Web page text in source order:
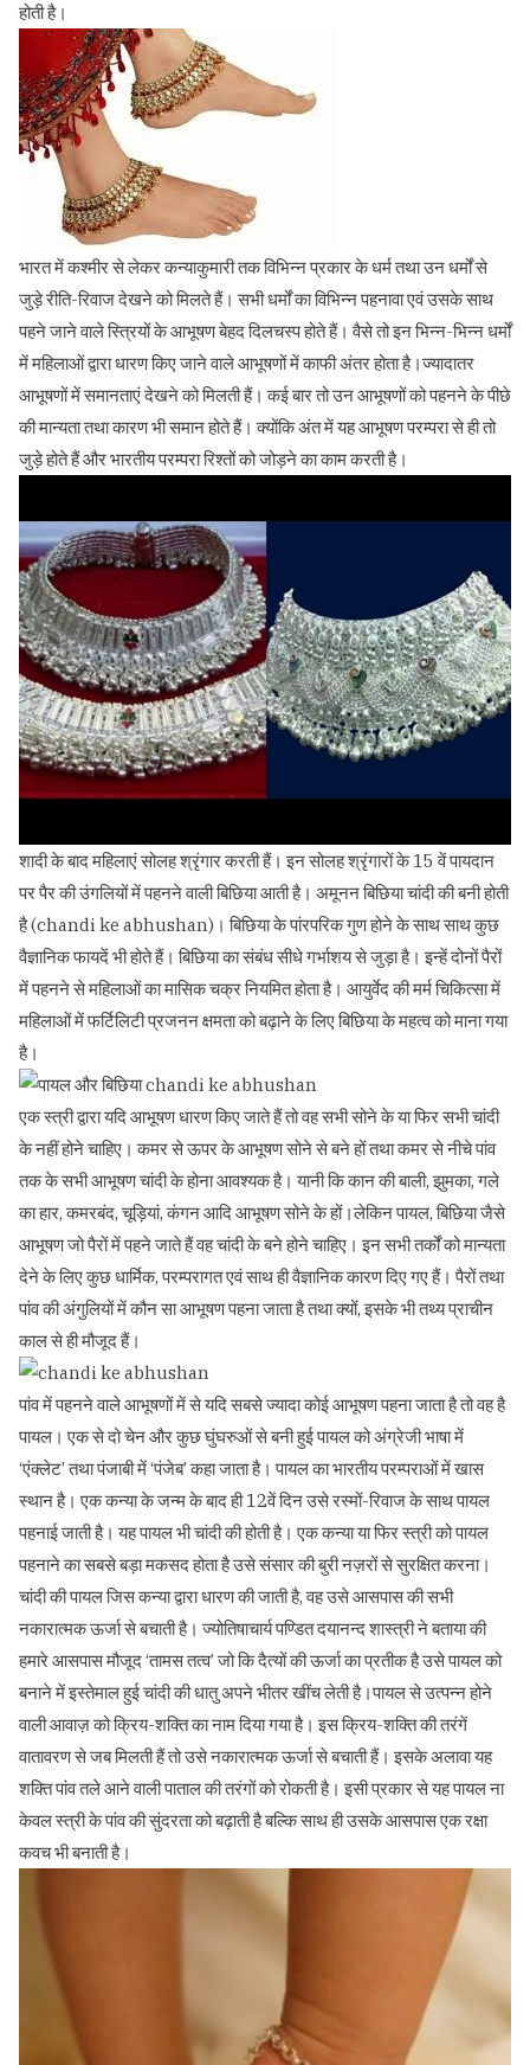
होती है।
भारत में कश्मीर से लेकर कन्याकुमारी तक विभिन्न प्रकार के धर्म तथा उन धर्मों से
जुड़े रीति-रिवाज देखने को मिलते हैं। सभी धर्मों का विभिन्न पहनावा एवं उसके साथ
पहने जाने वाले स्त्रियों के आभूषण बेहद दिलचस्प होते हैं। वैसे तो इन भिन्न-भिन्न धर्मों
में महिलाओं द्वारा धारण किए जाने वाले आभूषणों में काफी अंतर होता है।ज्यादातर
आभूषणों में समानताएं देखने को मिलती हैं। कई बार तो उन आभूषणों को पहनने के पीछे
की मान्यता तथा कारण भी समान होते हैं। क्योंकि अंत में यह आभूषण परम्परा से ही तो
जुड़े होते हैं और भारतीय परम्परा रिश्तों को जोड़ने का काम करती है।
शादी के बाद महिलाएं सोलह श्रृंगार करती हैं। इन सोलह श्रृंगारों के 15 वें पायदान
पर पैर की उंगलियों में पहनने वाली बिछिया आती है। अमूनन बिछिया चांदी की बनी होती
है (chandi ke abhushan)। बिछिया के पांरपरिक गुण होने के साथ साथ कुछ
वैज्ञानिक फायदें भी होते हैं। बिछिया का संबंध सीधे गर्भाशय से जुड़ा है। इन्हें दोनों पैरों
में पहनने से महिलाओं का मासिक चक्र नियमित होता है। आयुर्वेद की मर्म चिकित्सा में
महिलाओं में फर्टिलिटी प्रजनन क्षमता को बढ़ाने के लिए बिछिया के महत्व को माना गया
है।
एक स्त्री द्वारा यदि आभूषण धारण किए जाते हैं तो वह सभी सोने के या फिर सभी चांदी
के नहीं होने चाहिए। कमर से ऊपर के आभूषण सोने से बने हों तथा कमर से नीचे पांव
तक के सभी आभूषण चांदी के होना आवश्यक है। यानी कि कान की बाली, झुमका, गले
का हार, कमरबंद, चूड़ियां, कंगन आदि आभूषण सोने के हों।लेकिन पायल, बिछिया जैसे
आभूषण जो पैरों में पहने जाते हैं वह चांदी के बने होने चाहिए। इन सभी तर्कों को मान्यता
देने के लिए कुछ धार्मिक, परम्परागत एवं साथ ही वैज्ञानिक कारण दिए गए हैं। पैरों तथा
पांव की अंगुलियों में कौन सा आभूषण पहना जाता है तथा क्यों, इसके भी तथ्य प्राचीन
काल से ही मौजूद हैं।
पांव में पहनने वाले आभूषणों में से यदि सबसे ज्यादा कोई आभूषण पहना जाता है तो वह है
पायल। एक से दो चेन और कुछ घुंघरुओं से बनी हुई पायल को अंग्रेजी भाषा में
‘एंक्लेट’ तथा पंजाबी में ‘पंजेब’ कहा जाता है। पायल का भारतीय परम्पराओं में खास
स्थान है। एक कन्या के जन्म के बाद ही 12वें दिन उसे रस्मों-रिवाज के साथ पायल
पहनाई जाती है। यह पायल भी चांदी की होती है। एक कन्या या फिर स्त्री को पायल
पहनाने का सबसे बड़ा मकसद होता है उसे संसार की बुरी नज़रों से सुरक्षित करना।
चांदी की पायल जिस कन्या द्वारा धारण की जाती है, वह उसे आसपास की सभी
नकारात्मक ऊर्जा से बचाती है। ज्योतिषाचार्य पण्डित दयानन्द शास्त्री ने बताया की
हमारे आसपास मौजूद ‘तामस तत्व’ जो कि दैत्यों की ऊर्जा का प्रतीक है उसे पायल को
बनाने में इस्तेमाल हुई चांदी की धातु अपने भीतर खींच लेती है।पायल से उत्पन्न होने
वाली आवाज़ को क्रिय-शक्ति का नाम दिया गया है। इस क्रिय-शक्ति की तरंगें
वातावरण से जब मिलती हैं तो उसे नकारात्मक ऊर्जा से बचाती हैं। इसके अलावा यह
शक्ति पांव तले आने वाली पाताल की तरंगों को रोकती है। इसी प्रकार से यह पायल ना
केवल स्त्री के पांव की सुंदरता को बढ़ाती है बल्कि साथ ही उसके आसपास एक रक्षा
कवच भी बनाती है।